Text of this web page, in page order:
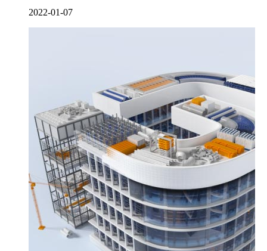
2022-01-07